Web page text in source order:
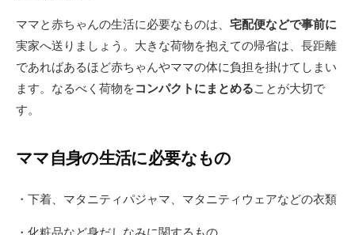
ママと赤ちゃんの生活に必要なものは、 宅配便などで事前に
実家へ送りましょう。大きな荷物を抱えての帰省は、長距離
であればあるほど赤ちゃんやママの体に負担を掛けてしまい
ます。なるべく荷物をコンパクトにまとめることが大切で
す。
ママ自身の生活に必要なもの
・下着、マタニティパジャマ、マタニティウェアなどの衣類